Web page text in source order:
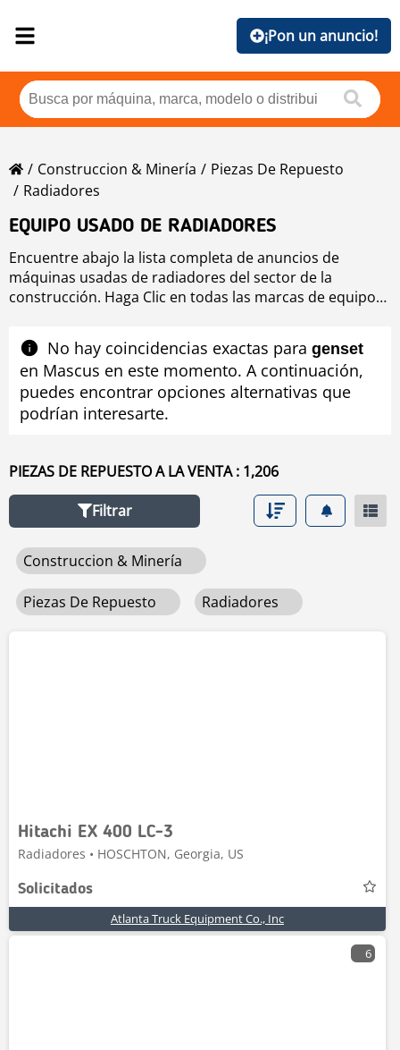
¡Pon un anuncio!
Construccion & Minería
Piezas De Repuesto
Radiadores
EQUIPO USADO DE RADIADORES
Encuentre abajo la lista completa de anuncios de
máquinas usadas de radiadores del sector de la
construcción. Haga Clic en todas las marcas de equipo
usadas disponibles de radiadores ordenadas por marca
o si desea mejorar los resultados de búsqueda de
equipo usado de radiadores seleccionando los filtros en
la herramienta de navegación situada en el lado
izquierdo.
No hay coincidencias exactas para genset
en Mascus en este momento. A continuación,
puedes encontrar opciones alternativas que
podrían interesarte.
PIEZAS DE REPUESTO A LA VENTA : 1,206
Filtrar
Construccion & Minería
Piezas De Repuesto Radiadores
Hitachi EX 400 LC-3
Radiadores • HOSCHTON, Georgia, US
Solicitados
Atlanta Truck Equipment Co., Inc
6